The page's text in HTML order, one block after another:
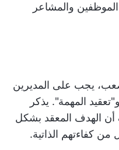
والمشاعر
يجب على المديرين
المهمة". يذكر
أن الهدف المعقد بشكل
كفاءتهم الذاتية.